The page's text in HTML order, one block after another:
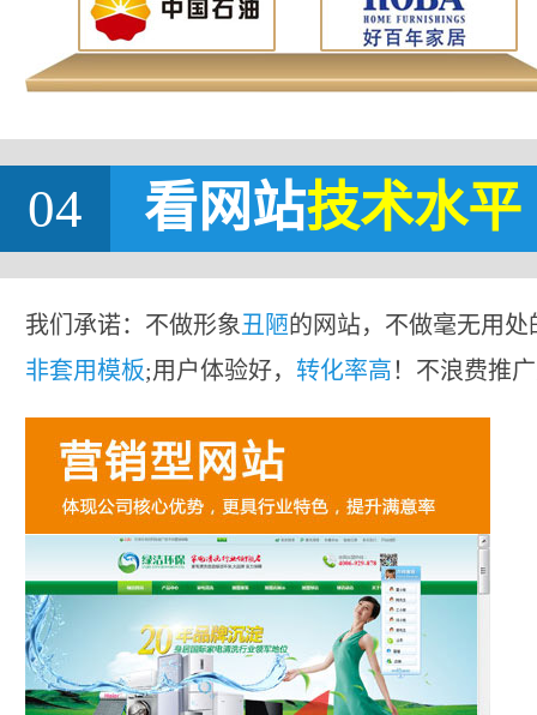
04 看网站技术水平
我们承诺：不做形象丑陋的网站，不做毫无用处
非套用模板;用户体验好， 转化率高！不浪费推